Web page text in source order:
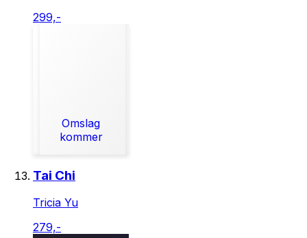
299,-
Omslag
kommer
Tai Chi
Tricia Yu
279,-